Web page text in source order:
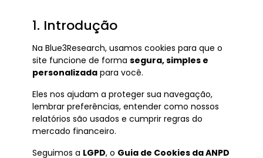
1. Introdução
Na Blue3Research, usamos cookies para que o
site funcione de forma segura, simples e
personalizada para você.
Eles nos ajudam a proteger sua navegação,
lembrar preferências, entender como nossos
relatórios são usados e cumprir regras do
mercado financeiro.
Seguimos a LGPD, o Guia de Cookies da ANPD